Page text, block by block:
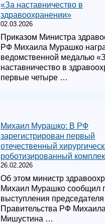
«За наставничество в
здравоохранении»
02.03.2026
Приказом Министра
РФ Михаила Мурашко
ведомственной медалью
наставничество в
первые четыре …
Михаил Мурашко: В РФ
зарегистрирован первый
отечественный
роботизированный
26.02.2026
Об этом министр
Михаил Мурашко сообщил
выступления председателя
Правительства РФ
Мишустина …